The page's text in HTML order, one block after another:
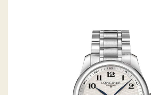
LONGINES THE MASTER